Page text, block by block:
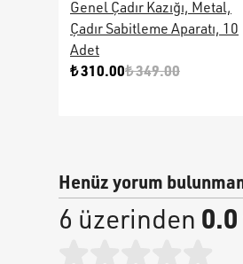
Genel Çadır Kazığı, Metal,
Çadır Sabitleme Aparatı, 10
Adet
₺ 310.00₺ 349.00
Henüz yorum
6 üzerinden 0.0